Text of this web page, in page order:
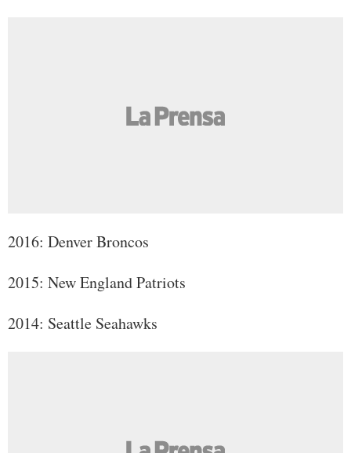
2016: Denver Broncos
2015: New England Patriots
2014: Seattle Seahawks